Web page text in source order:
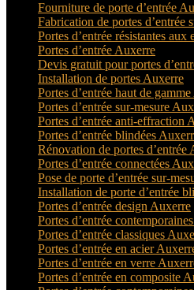
Fourniture de porte d’entrée
Fabrication de portes d’entrée
Portes d’entrée résistantes
Portes d’entrée Auxerre
Devis gratuit pour portes
Installation de portes Auxerre
Portes d’entrée haut de
Portes d’entrée sur-mesure
Portes d’entrée anti-effraction
Portes d’entrée blindées
Rénovation de portes d’entrée
Portes d’entrée connectées
Pose de porte d’entrée sur-
Installation de porte d’entrée
Portes d’entrée design Auxerre
Portes d’entrée
Portes d’entrée classiques
Portes d’entrée en acier
Portes d’entrée en verre
Portes d’entrée en composite